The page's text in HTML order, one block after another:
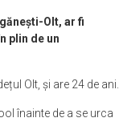
Olt, ar fi
plin de un
Olt, și are 24 de ani.
înainte de a se urca